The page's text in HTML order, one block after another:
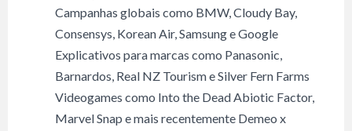
Campanhas globais como BMW, Cloudy Bay,
Consensys, Korean Air, Samsung e Google
Explicativos para marcas como Panasonic,
Barnardos, Real NZ Tourism e Silver Fern Farms
Videogames como Into the Dead Abiotic Factor,
Marvel Snap e mais recentemente Demeo x